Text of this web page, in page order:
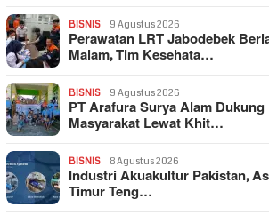
BISNIS 9 Agustus 2026
Perawatan LRT Jabodebek
Malam, Tim Kesehata…
BISNIS 9 Agustus 2026
PT Arafura Surya Alam
Masyarakat Lewat Khit…
BISNIS 8 Agustus 2026
Industri Akuakultur Pakistan,
Timur Teng…